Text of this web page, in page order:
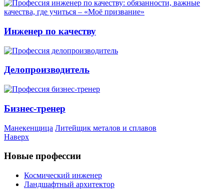
Инженер по качеству
Делопроизводитель
Бизнес-тренер
Манекенщица Литейщик металов и сплавов
Наверх
Новые профессии
Космический инженер
Ландшафтный архитектор